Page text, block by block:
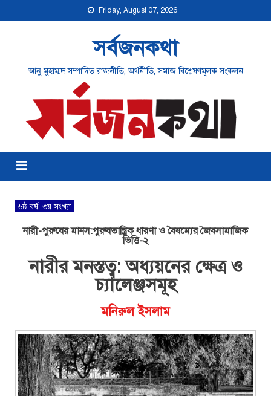
Friday, August 07, 2026
সর্বজনকথা
আনু মুহাম্মদ সম্পাদিত রাজনীতি, অর্থনীতি, সমাজ বিশ্লেষণমূলক সংকলন
৬ষ্ঠ বর্ষ, ৩য় সংখ্যা
নারী-পুরুষের মানস:পুরুষতান্ত্রিক ধারণা ও বৈষম্যের জৈবসামাজিক
ভিত্তি-২
নারীর মনস্তত্ব: অধ্যয়নের ক্ষেত্র ও
চ্যালেঞ্জসমূহ
মনিরুল ইসলাম